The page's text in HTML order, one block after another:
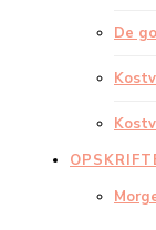
De